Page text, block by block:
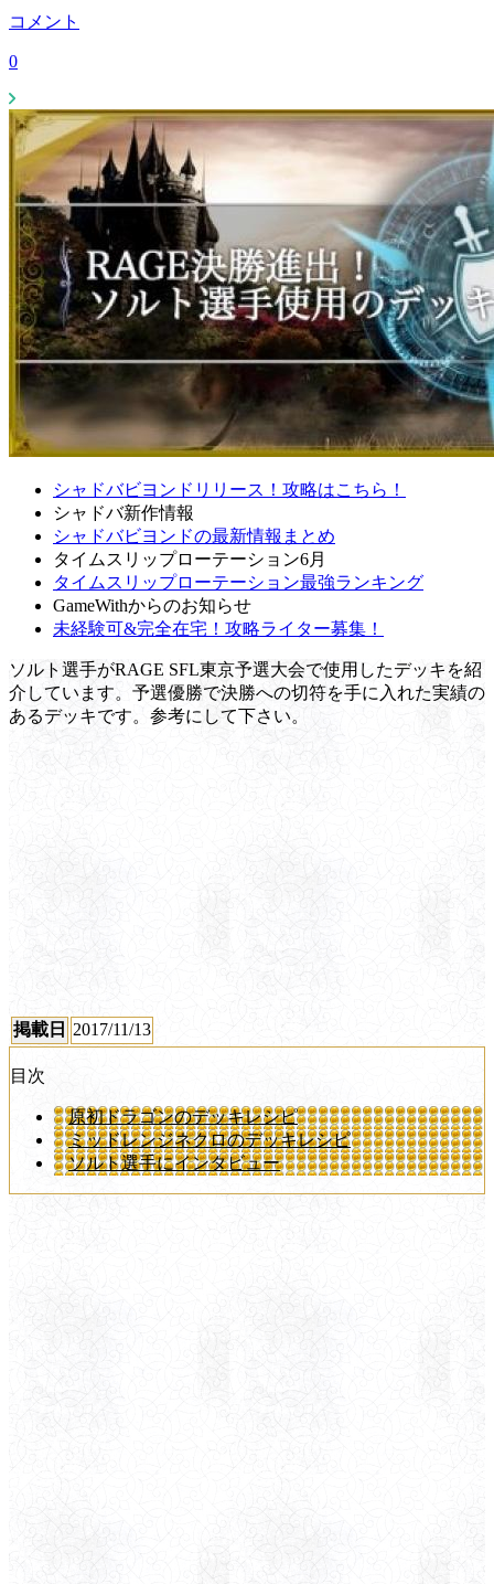
コメント
0
シャドバビヨンドリリース！攻略はこちら！
シャドバ新作情報
シャドバビヨンドの最新情報まとめ
タイムスリップローテーション6月
タイムスリップローテーション最強ランキング
GameWithからのお知らせ
未経験可&完全在宅！攻略ライター募集！
ソルト選手がRAGE SFL東京予選大会で使用したデッキを紹
介しています。予選優勝で決勝への切符を手に入れた実績の
あるデッキです。参考にして下さい。
掲載日 2017/11/13
目次
原初ドラゴンのデッキレシピ
ミッドレンジネクロのデッキレシピ
ソルト選手にインタビュー